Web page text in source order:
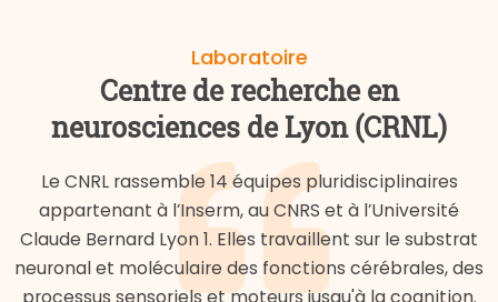
Laboratoire
Centre de recherche en
neurosciences de Lyon (CRNL)
Le CNRL rassemble 14 équipes pluridisciplinaires
appartenant à l’Inserm, au CNRS et à l’Université
Claude Bernard Lyon 1. Elles travaillent sur le substrat
neuronal et moléculaire des fonctions cérébrales, des
processus sensoriels et moteurs jusqu'à la cognition.